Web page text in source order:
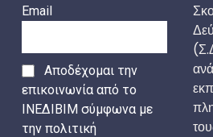
Email
Αποδέχομαι την
επικοινωνία από το
ΙΝΕΔΙΒΙΜ σύμφωνα με
την πολιτική